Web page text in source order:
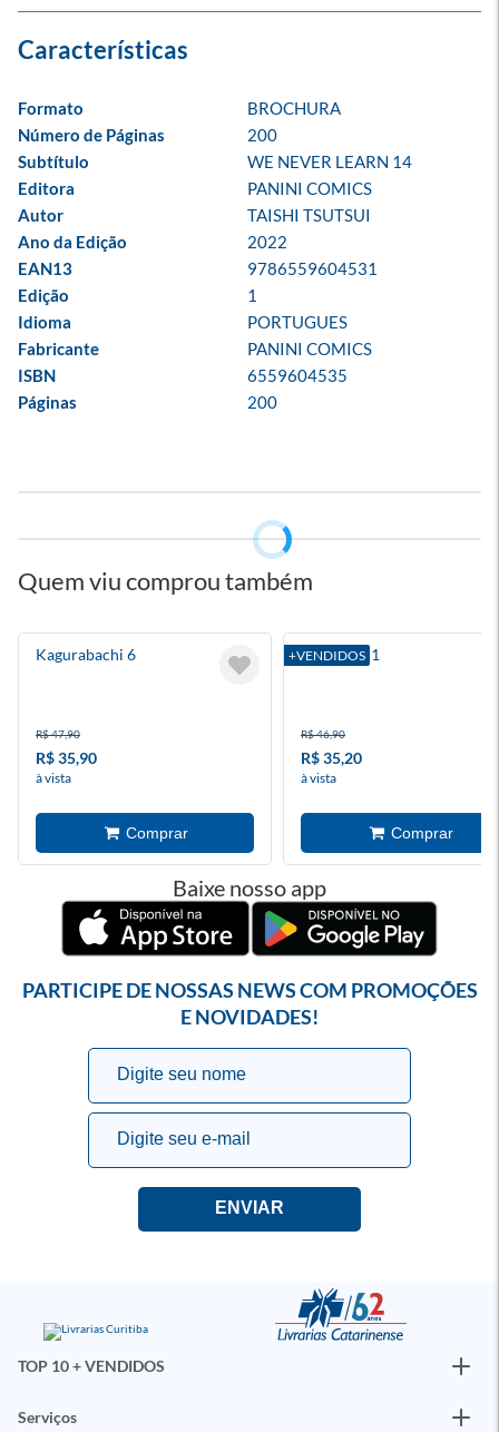
Formato
BROCHURA
Número de Páginas
200
Subtítulo
WE NEVER LEARN 14
Editora
PANINI COMICS
Autor
TAISHI TSUTSUI
Ano da Edição
2022
EAN13
9786559604531
Edição
1
Idioma
PORTUGUES
Fabricante
PANINI COMICS
ISBN
6559604535
Páginas
200
Quem viu comprou também
Kagurabachi 6
R$ 47,90
R$ 35,90
à vista
+VENDIDOS
Blue Lock 1
R$ 46,90
R$ 35,20
à vista
Baixe nosso app
PARTICIPE DE NOSSAS NEWS COM PROMOÇÕES
E NOVIDADES!
TOP 10 + VENDIDOS
Serviços